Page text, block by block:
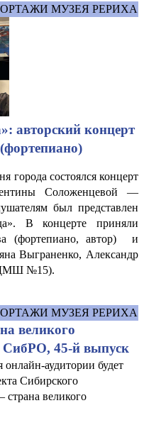
МУЗЕЯ РЕРИХА
авторский концерт
города состоялся концерт
Соложенцевой —
был представлен
В концерте приняли
(фортепиано, автор) и
Выграненко, Александр
ДМШ №15).
МУЗЕЯ РЕРИХА
великого
СибРО, 45-й выпуск
аудитории будет
Сибирского
великого